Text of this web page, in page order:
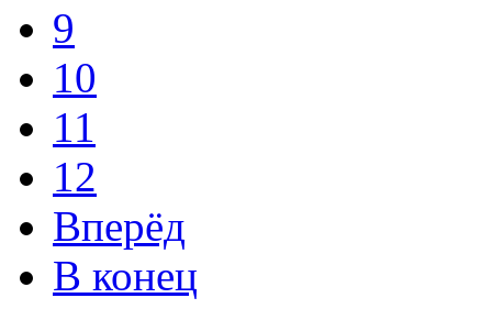
9
10
11
12
Вперёд
В конец